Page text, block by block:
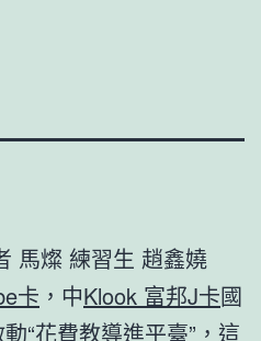
馬燦 練習生 趙鑫嬈
卡 ，中Klook 富邦J卡國
“花費教導進平臺”，這